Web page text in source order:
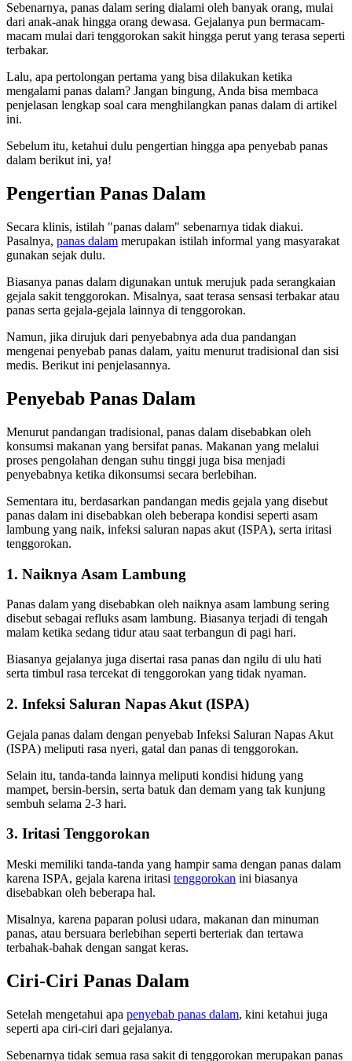
Sebenarnya, panas dalam sering dialami oleh banyak orang, mulai
dari anak-anak hingga orang dewasa. Gejalanya pun bermacam-
macam mulai dari tenggorokan sakit hingga perut yang terasa seperti
terbakar.
Lalu, apa pertolongan pertama yang bisa dilakukan ketika
mengalami panas dalam? Jangan bingung, Anda bisa membaca
penjelasan lengkap soal cara menghilangkan panas dalam di artikel
ini.
Sebelum itu, ketahui dulu pengertian hingga apa penyebab panas
dalam berikut ini, ya!
Pengertian Panas Dalam
Secara klinis, istilah "panas dalam" sebenarnya tidak diakui.
Pasalnya, panas dalam merupakan istilah informal yang masyarakat
gunakan sejak dulu.
Biasanya panas dalam digunakan untuk merujuk pada serangkaian
gejala sakit tenggorokan. Misalnya, saat terasa sensasi terbakar atau
panas serta gejala-gejala lainnya di tenggorokan.
Namun, jika dirujuk dari penyebabnya ada dua pandangan
mengenai penyebab panas dalam, yaitu menurut tradisional dan sisi
medis. Berikut ini penjelasannya.
Penyebab Panas Dalam
Menurut pandangan tradisional, panas dalam disebabkan oleh
konsumsi makanan yang bersifat panas. Makanan yang melalui
proses pengolahan dengan suhu tinggi juga bisa menjadi
penyebabnya ketika dikonsumsi secara berlebihan.
Sementara itu, berdasarkan pandangan medis gejala yang disebut
panas dalam ini disebabkan oleh beberapa kondisi seperti asam
lambung yang naik, infeksi saluran napas akut (ISPA), serta iritasi
tenggorokan.
1. Naiknya Asam Lambung
Panas dalam yang disebabkan oleh naiknya asam lambung sering
disebut sebagai refluks asam lambung. Biasanya terjadi di tengah
malam ketika sedang tidur atau saat terbangun di pagi hari.
Biasanya gejalanya juga disertai rasa panas dan ngilu di ulu hati
serta timbul rasa tercekat di tenggorokan yang tidak nyaman.
2. Infeksi Saluran Napas Akut (ISPA)
Gejala panas dalam dengan penyebab Infeksi Saluran Napas Akut
(ISPA) meliputi rasa nyeri, gatal dan panas di tenggorokan.
Selain itu, tanda-tanda lainnya meliputi kondisi hidung yang
mampet, bersin-bersin, serta batuk dan demam yang tak kunjung
sembuh selama 2-3 hari.
3. Iritasi Tenggorokan
Meski memiliki tanda-tanda yang hampir sama dengan panas dalam
karena ISPA, gejala karena iritasi tenggorokan ini biasanya
disebabkan oleh beberapa hal.
Misalnya, karena paparan polusi udara, makanan dan minuman
panas, atau bersuara berlebihan seperti berteriak dan tertawa
terbahak-bahak dengan sangat keras.
Ciri-Ciri Panas Dalam
Setelah mengetahui apa penyebab panas dalam, kini ketahui juga
seperti apa ciri-ciri dari gejalanya.
Sebenarnya tidak semua rasa sakit di tenggorokan merupakan panas